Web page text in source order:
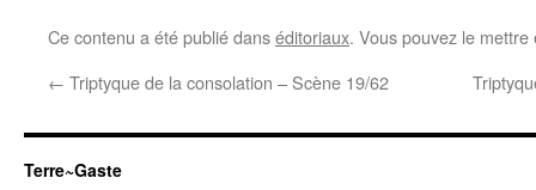
Ce contenu a été publié danséditoriaux. Vous pouvez le
← Triptyque de la consolation – Scène 19/62
Terre~Gaste